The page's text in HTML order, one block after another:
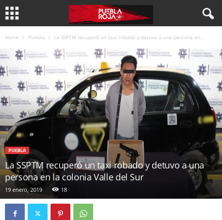
Home Puebla La SSPTM recuperó un taxi robado y detuvo a una persona en...
PUEBLA
La SSPTM recuperó un taxi robado y detuvo a una
persona en la colonia Valle del Sur
19 enero, 2019 18